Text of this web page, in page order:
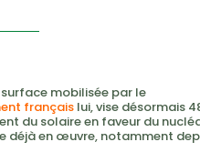
mobilisée par le
françaislui, vise désormais
du solaire en faveur du
déjà en œuvre, notamment